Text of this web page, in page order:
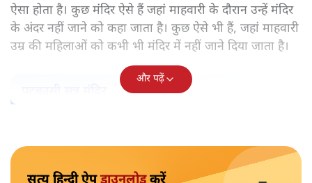
मंदिर हैं। हर मंदिर के पीछे कोई न कोई मिथक है, कोई न कोई कहानी
है, जिस आधार पर महिलाओं को प्रवेश से रोका गया है। लेकिन क्या
उसके पीछे पुरुषवादी मानसिकता नहीं है जो महिलाओं को कमतर
महिलाओं को नहीं घुसने दिया जाता है। बड़े ऐसे कई मंदिर हैं, जहां
ऐसा होता है। कुछ मंदिर ऐसे हैं जहां माहवारी के दौरान उन्हें मंदिर